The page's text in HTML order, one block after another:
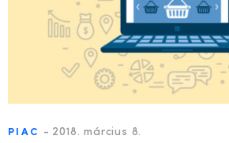
PIAC - 2018. március 8.